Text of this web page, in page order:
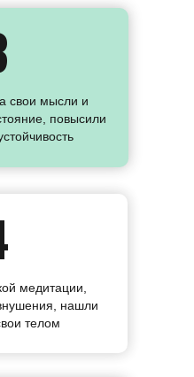
свои мысли и
повысили
медитации,
нашли
телом